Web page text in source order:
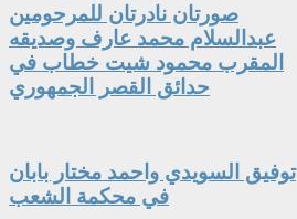
صورتان نادرتان للمرحومين
عبدالسلام محمد عارف وصديقه
المقرب محمود شيت خطاب في
حدائق القصر الجمهوري
توفيق السويدي واحمد مختار بابان
في محكمة الشعب